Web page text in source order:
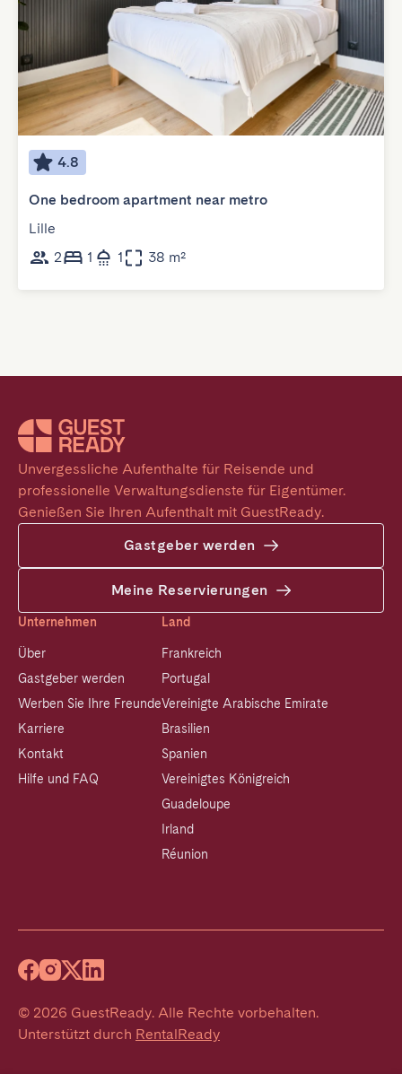
4.8
One bedroom apartment near metro
Lille
2
1 1 38 m²
Unvergessliche Aufenthalte für Reisende und
professionelle Verwaltungsdienste für Eigentümer.
Genießen Sie Ihren Aufenthalt mit GuestReady.
Gastgeber werden
Meine Reservierungen
Unternehmen
Über
Gastgeber werden
Werben Sie Ihre Freunde
Karriere
Kontakt
Hilfe und FAQ
Land
Frankreich
Portugal
Vereinigte Arabische Emirate
Brasilien
Spanien
Vereinigtes Königreich
Guadeloupe
Irland
Réunion
© 2026 GuestReady. Alle Rechte vorbehalten.
Unterstützt durch RentalReady